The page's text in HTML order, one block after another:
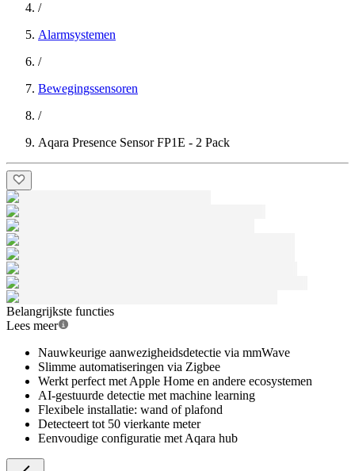
/
Alarmsystemen
/
Bewegingssensoren
/
Aqara Presence Sensor FP1E - 2 Pack
Belangrijkste functies
Lees meer
Nauwkeurige aanwezigheidsdetectie via mmWave
Slimme automatiseringen via Zigbee
Werkt perfect met Apple Home en andere ecosystemen
AI-gestuurde detectie met machine learning
Flexibele installatie: wand of plafond
Detecteert tot 50 vierkante meter
Eenvoudige configuratie met Aqara hub